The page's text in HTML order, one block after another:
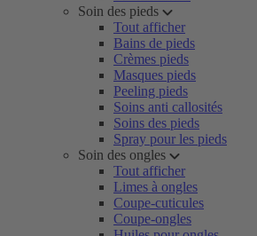
Soin des pieds
Tout afficher
Bains de pieds
Crèmes pieds
Masques pieds
Peeling pieds
Soins anti callosités
Soins des pieds
Spray pour les pieds
Soin des ongles
Tout afficher
Limes à ongles
Coupe-cuticules
Coupe-ongles